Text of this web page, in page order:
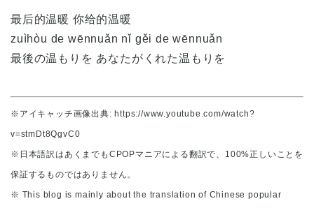
最后的温暖 你给的温暖
zuìhòu de wēnnuǎn nǐ gěi de wēnnuǎn
最後の温もりを あなたがくれた温もりを
※アイキャッチ画像出典: https://www.youtube.com/watch?
v=stmDt8QgvC0
※日本語訳はあくまでもCPOPマニアによる翻訳で、100%正しいことを
保証するものではありません。
※ This blog is mainly about the translation of Chinese popular